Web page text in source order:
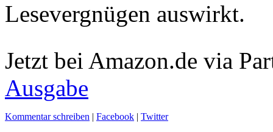
Lesevergnügen auswirkt.
Jetzt bei Amazon.de via
Ausgabe
Kommentar schreiben | Facebook | Twitter